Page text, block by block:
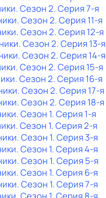
. Сезон 2. Серия 7-я
. Сезон 2. Серия 11-я
. Сезон 2. Серия 12-я
. Сезон 2. Серия 13-я
. Сезон 2. Серия 14-я
. Сезон 2. Серия 15-я
. Сезон 2. Серия 16-я
. Сезон 2. Серия 17-я
. Сезон 2. Серия 18-я
. Сезон 1. Серия 1-я
. Сезон 1. Серия 2-я
. Сезон 1. Серия 3-я
. Сезон 1. Серия 4-я
. Сезон 1. Серия 5-я
. Сезон 1. Серия 6-я
. Сезон 1. Серия 7-я